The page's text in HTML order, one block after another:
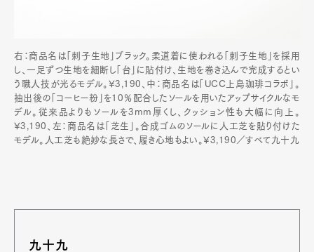
右：商品名は「刺子生地」ブラック。柔道着に使われる「刺子生地」を採用
し、一足ずつ生地を細断し「台」に貼付け、生地を巻き込んで完成するとい
う職人技が光るモデル。¥3,190、中：商品名は「UCC上島珈琲コラボ」。
抽出後の「コーヒー粉」を10％配合したソールを用いたアップサイクルなモ
デル。従来品よりもソールを3mm厚くし、クッション性も大幅に向上。
¥3,190、左：商品名は「芝生」。合成ゴムのソールに人工芝を貼り付けた
モデル。人工芝も絶妙な長さで、履き心地もよい。¥3,190／すべて九十九
九十九